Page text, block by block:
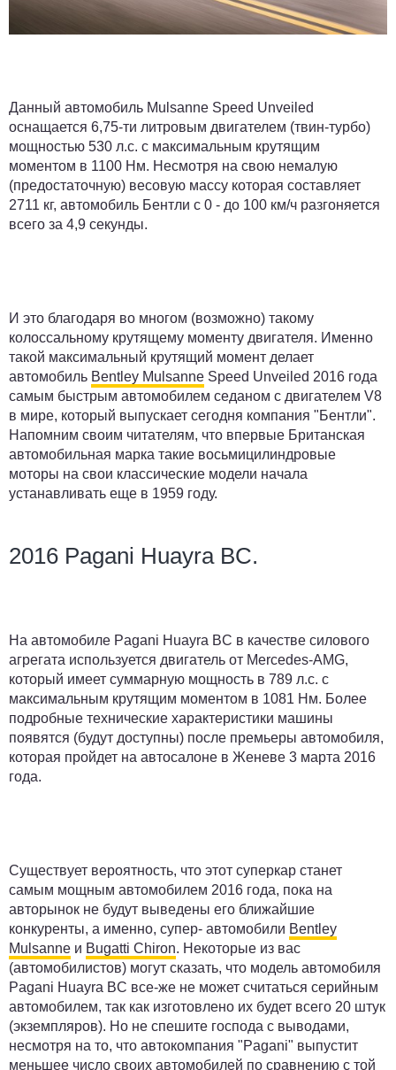
Данный автомобиль Mulsanne Speed Unveiled
оснащается 6,75-ти литровым двигателем (твин-турбо)
мощностью 530 л.с. с максимальным крутящим
моментом в 1100 Нм. Несмотря на свою немалую
(предостаточную) весовую массу которая составляет
2711 кг, автомобиль Бентли с 0 - до 100 км/ч разгоняется
всего за 4,9 секунды.
И это благодаря во многом (возможно) такому
колоссальному крутящему моменту двигателя. Именно
такой максимальный крутящий момент делает
автомобиль Bentley Mulsanne Speed Unveiled 2016 года
самым быстрым автомобилем седаном с двигателем V8
в мире, который выпускает сегодня компания "Бентли".
Напомним своим читателям, что впервые Британская
автомобильная марка такие восьмицилиндровые
моторы на свои классические модели начала
устанавливать еще в 1959 году.
2016 Pagani Huayra BC.
На автомобиле Pagani Huayra BC в качестве силового
агрегата используется двигатель от Mercedes-AMG,
который имеет суммарную мощность в 789 л.с. с
максимальным крутящим моментом в 1081 Нм. Более
подробные технические характеристики машины
появятся (будут доступны) после премьеры автомобиля,
которая пройдет на автосалоне в Женеве 3 марта 2016
года.
Существует вероятность, что этот суперкар станет
самым мощным автомобилем 2016 года, пока на
авторынок не будут выведены его ближайшие
конкуренты, а именно, супер- автомобили Bentley
Mulsanne и Bugatti Chiron. Некоторые из вас
(автомобилистов) могут сказать, что модель автомобиля
Pagani Huayra BC все-же не может считаться серийным
автомобилем, так как изготовлено их будет всего 20 штук
(экземпляров). Но не спешите господа с выводами,
несмотря на то, что автокомпания "Pagani" выпустит
меньшее число своих автомобилей по сравнению с той